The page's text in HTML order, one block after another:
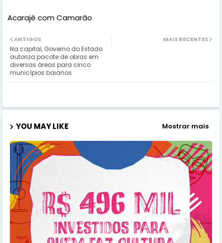
Acarajé com Camarão
MAIS RECENTES
ANTIGOS
Na capital, Governo do Estado
autoriza pacote de obras em
diversas áreas para cinco
municípios baianos
YOU MAY LIKE Mostrar mais